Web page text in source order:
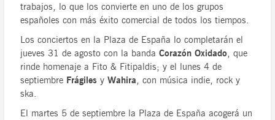
trabajos, lo que los convierte en uno de los grupos
españoles con más éxito comercial de todos los tiempos.
Los conciertos en la Plaza de España lo completarán el
jueves 31 de agosto con la bandaCorazón Oxidado, que
rinde homenaje a Fito & Fitipaldis; y el lunes 4 de
septiembre Frágiles yWahira, con música indie, rock y
ska.
El martes 5 de septiembre la Plaza de España acogerá un